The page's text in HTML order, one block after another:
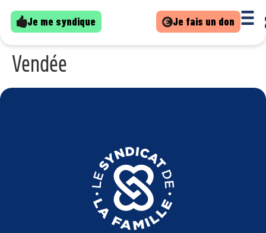
Je me syndique Je fais un don
Vendée